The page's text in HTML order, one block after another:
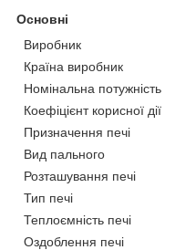
Основні
Виробник
Країна виробник
Номінальна потужність
Коефіцієнт корисної дії
Призначення печі
Вид пального
Розташування печі
Тип печі
Теплоємність печі
Оздоблення печі